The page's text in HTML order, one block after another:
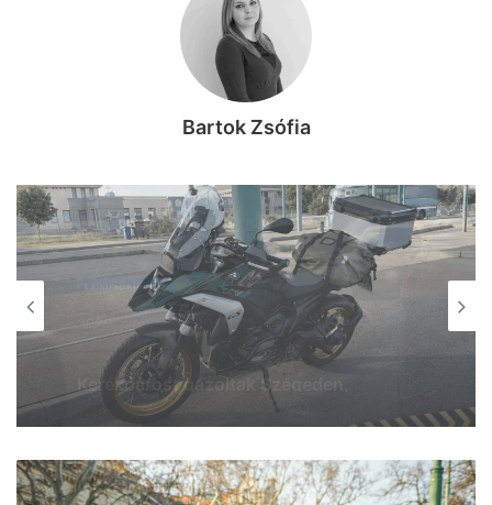
Bartok Zsófia
MINDENMÁS
2026, augusztus 10. 10:45
Nem csak egy új frizuráról szól: Liza
kipróbálta, mi történik egy szegedi
parókaszalonban, és minket is
meghatott, amit ott tapasztalt (videó +
galéria)